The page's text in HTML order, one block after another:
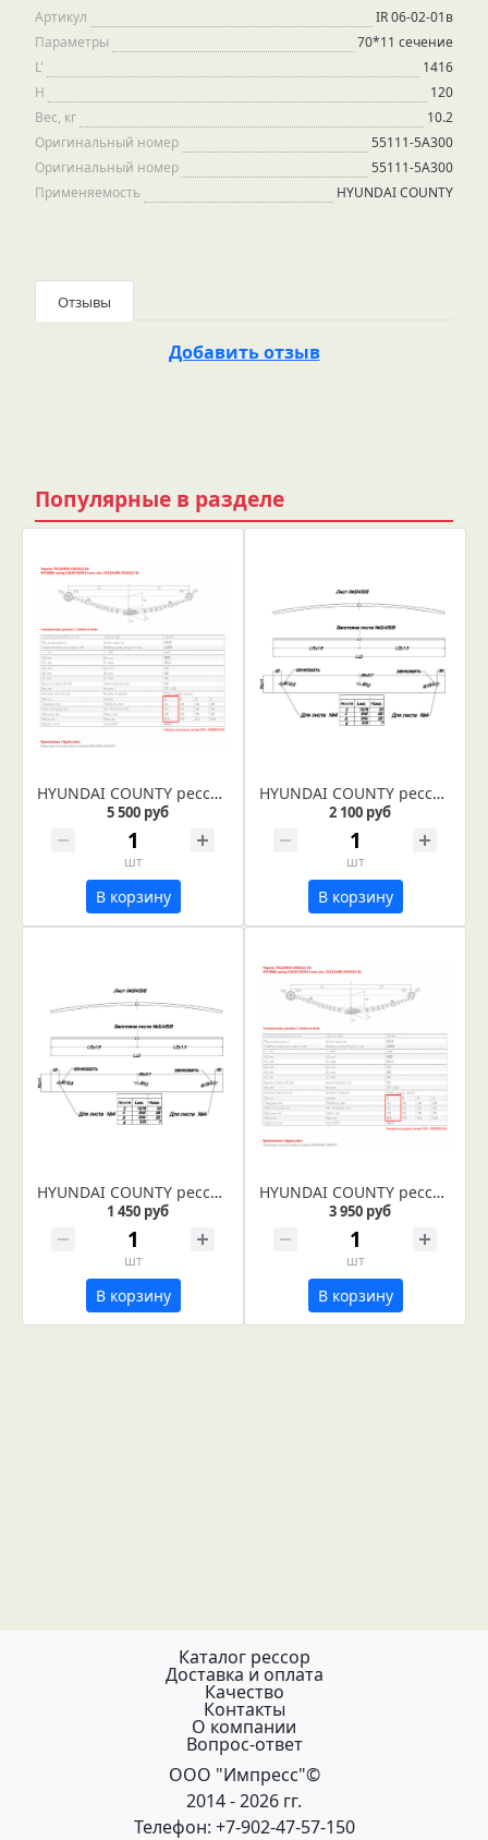
Артикул
IR 06-02-01в
Параметры
70*11 сечение
L'
1416
H
120
Вес, кг
10.2
Оригинальный номер
55111-5A300
Оригинальный номер
55111-5A300
Применяемость
HYUNDAI COUNTY
Отзывы
Добавить отзыв
Популярные в разделе
HYUNDAI COUNTY рессора передняя лист № 1 в сборе
5 500 руб
шт
В корзину
HYUNDAI COUNTY рессора задняя лист № 5 (Арт. IR 06-02-05)
2 100 руб
шт
В корзину
HYUNDAI COUNTY рессора задняя лист № 6 (Арт. IR 06-02-06)
1 450 руб
шт
В корзину
HYUNDAI COUNTY рессора передняя лист № 2
3 950 руб
шт
В корзину
Каталог рессор
Доставка и оплата
Качество
Контакты
О компании
Вопрос-ответ
ООО "Импресс"©
2014 - 2026 гг.
Телефон: +7-902-47-57-150